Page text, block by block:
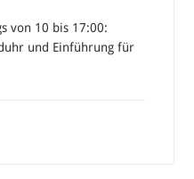
von 10 bis 17:00:
und Einführung für